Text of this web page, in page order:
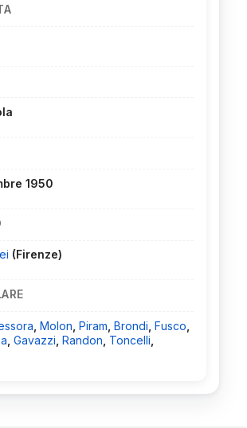
1950
(Firenze)
Molon Piram Brondi Fusco
Gavazzi Randon Toncelli